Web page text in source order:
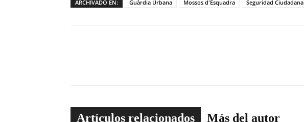
ARCHIVADO EN: Guàrdia Urbana Mossos d'Esquadra Seguridad Ciudadana
Artículos relacionados Más del autor